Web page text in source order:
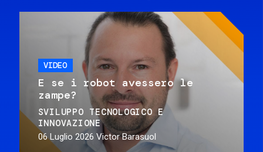
VIDEO
E se i robot avessero le
zampe?
SVILUPPO TECNOLOGICO E
INNOVAZIONE
06 Luglio 2026 Victor Barasuol